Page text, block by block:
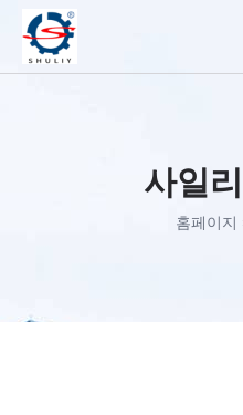
사일
홈페이지